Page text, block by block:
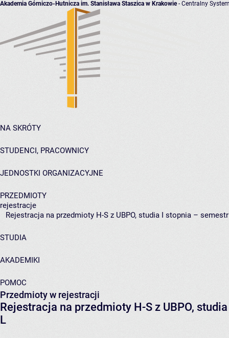
Akademia Górniczo-Hutnicza im. Stanisława Staszica w Krakowie- Centralny
NA SKRÓTY
STUDENCI, PRACOWNICY
JEDNOSTKI ORGANIZACYJNE
PRZEDMIOTY
rejestracje
Rejestracja na przedmioty H-S z UBPO, studia I stopnia –
STUDIA
AKADEMIKI
POMOC
Przedmioty w rejestracji
Rejestracja na przedmioty H-S z UBPO,
L